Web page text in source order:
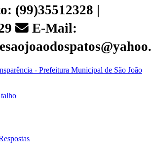
(99)35512328 |
E-Mail:
- Prefeitura Municipal de São João